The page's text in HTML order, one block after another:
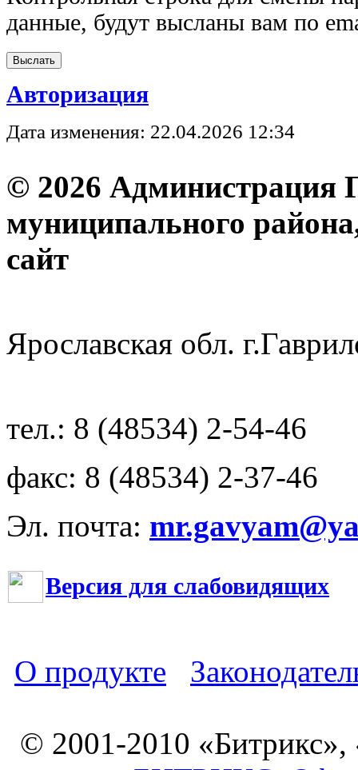
данные, будут высланы вам по
Авторизация
Дата изменения: 22.04.2026 12:34
© 2026 Администрация
муниципального
Ярославская обл.
тел.: 8 (48534) 2-54-46
факс: 8 (48534) 2-37-46
Эл. почта:
Версия для слабовидящих
О продукте
© 2001-2010 «Битрикс»,